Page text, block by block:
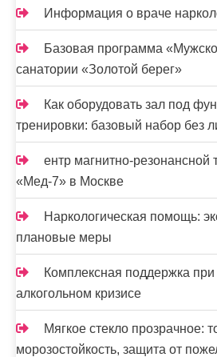
Информация о враче
Базовая программа
санатории «Золотой берег»
Как оборудовать зал под
тренировки: базовый набор без
ентр магнитно-резонансной
«Мед-7» в Москве
Наркологическая помощь:
плановые меры
Комплексная поддержка при
алкогольном кризисе
Мягкое стекло прозрачное:
морозостойкость, защита от